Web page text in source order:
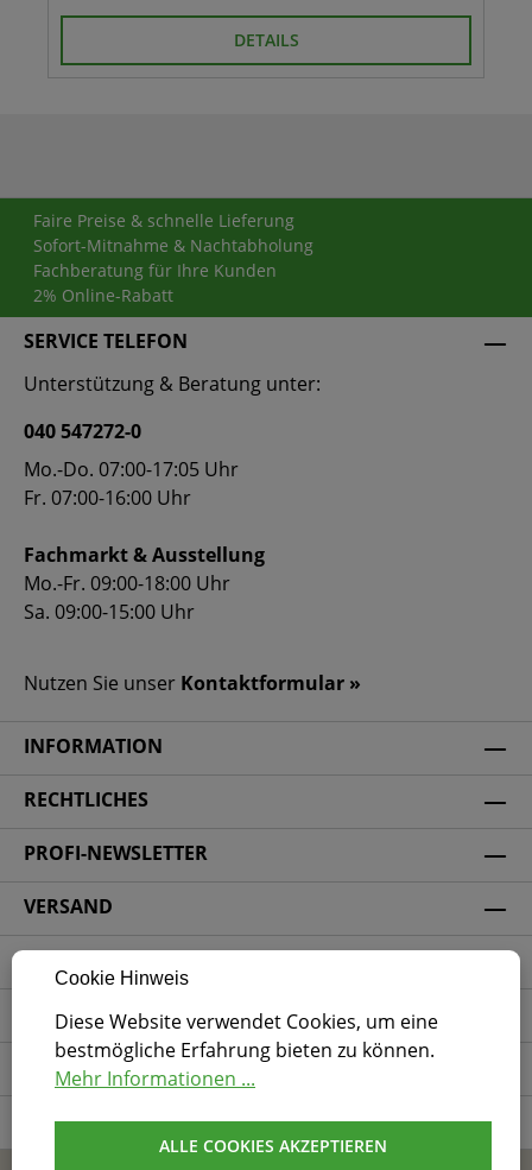
DETAILS
Faire Preise & schnelle Lieferung
Sofort-Mitnahme & Nachtabholung
Fachberatung für Ihre Kunden
2% Online-Rabatt
SERVICE TELEFON
Unterstützung & Beratung unter:
040 547272-0
Mo.-Do. 07:00-17:05 Uhr
Fr. 07:00-16:00 Uhr
Fachmarkt & Ausstellung
Mo.-Fr. 09:00-18:00 Uhr
Sa. 09:00-15:00 Uhr
Nutzen Sie unser Kontaktformular »
INFORMATION
RECHTLICHES
PROFI-NEWSLETTER
VERSAND
SICHERHEIT
SOCIAL MEDIA
ZERTIFIZIERUNG
Cookie Hinweis
Diese Website verwendet Cookies, um eine
bestmögliche Erfahrung bieten zu können.
Mehr Informationen ...
ALLE COOKIES AKZEPTIEREN